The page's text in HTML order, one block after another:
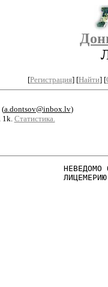
[Регистрация] [Найти] [
(a.dontsov@inbox.lv)
Статистика.
НЕВЕДОМО